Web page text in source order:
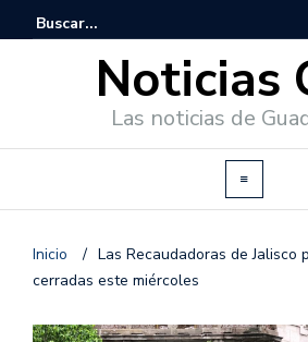
Noticias
Las noticias de
Inicio / Las Recaudadoras de Jalisco
cerradas este miércoles